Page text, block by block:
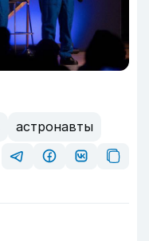
астронавты